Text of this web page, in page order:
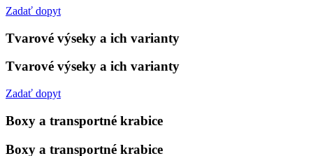
Zadať dopyt
Tvarové výseky a ich varianty
Tvarové výseky a ich varianty
Zadať dopyt
Boxy a transportné krabice
Boxy a transportné krabice